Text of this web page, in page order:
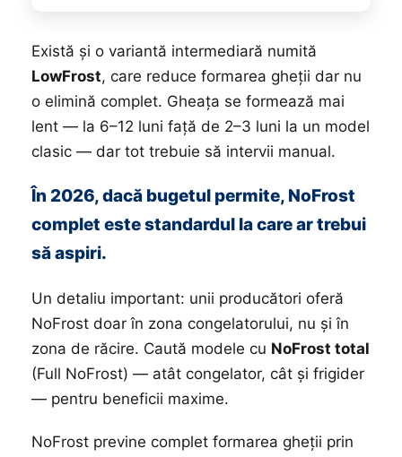
Există și o variantă intermediară numită
LowFrost, care reduce formarea gheții dar nu
o elimină complet. Gheața se formează mai
lent — la 6–12 luni față de 2–3 luni la un model
clasic — dar tot trebuie să intervii manual.
În 2026, dacă bugetul permite, NoFrost
complet este standardul la care ar trebui
să aspiri.
Un detaliu important: unii producători oferă
NoFrost doar în zona congelatorului, nu și în
zona de răcire. Caută modele cu NoFrost total
(Full NoFrost) — atât congelator, cât și frigider
— pentru beneficii maxime.
NoFrost previne complet formarea gheții prin